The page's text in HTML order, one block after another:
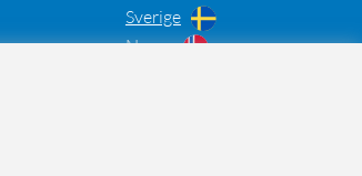
Sverige
Norge